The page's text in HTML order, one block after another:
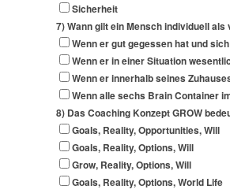
Sicherheit
7) Wann gilt ein Mensch individuell
Wenn er gut gegessen hat und
Wenn er in einer Situation
Wenn er innerhalb seines
Wenn alle sechs Brain Container
8) Das Coaching Konzept GROW
Goals, Reality, Opportunities, Will
Goals, Reality, Options, Will
Grow, Reality, Options, Will
Goals, Reality, Options, World Life